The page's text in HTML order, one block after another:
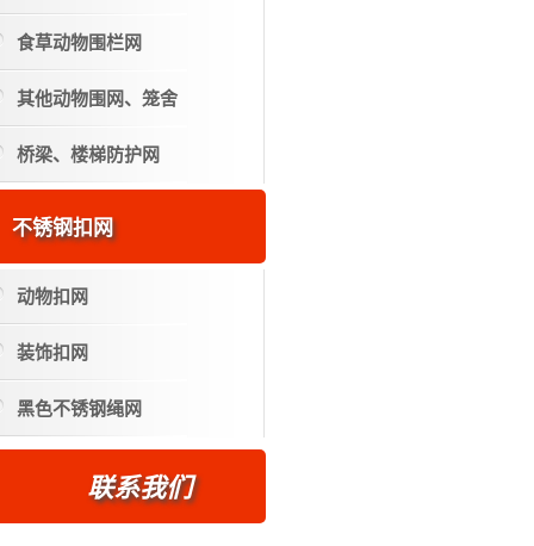
食草动物围栏网
其他动物围网、笼舍
桥梁、楼梯防护网
不锈钢扣网
动物扣网
装饰扣网
黑色不锈钢绳网
联系我们